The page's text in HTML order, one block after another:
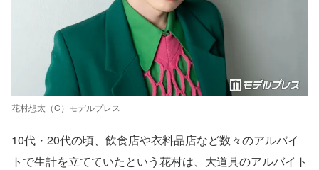
花村想太（C）モデルプレス
10代・20代の頃、飲食店や衣料品店など数々のアルバイ
トで生計を立てていたという花村は、大道具のアルバイト